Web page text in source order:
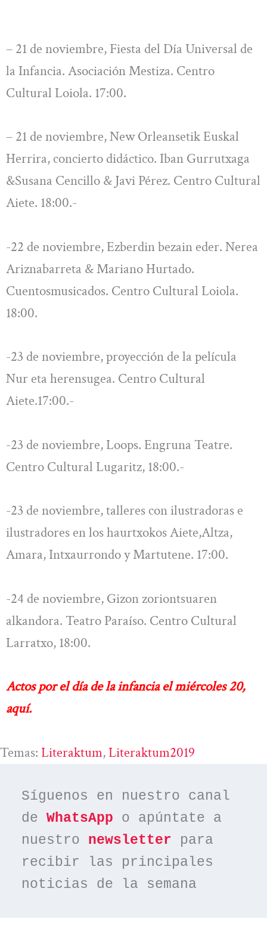
– 21 de noviembre, Fiesta del Día Universal de
la Infancia. Asociación Mestiza. Centro
Cultural Loiola. 17:00.
– 21 de noviembre, New Orleansetik Euskal
Herrira, concierto didáctico. Iban Gurrutxaga
&Susana Cencillo & Javi Pérez. Centro Cultural
Aiete. 18:00.-
-22 de noviembre, Ezberdin bezain eder. Nerea
Ariznabarreta & Mariano Hurtado.
Cuentosmusicados. Centro Cultural Loiola.
18:00.
-23 de noviembre, proyección de la película
Nur eta herensugea. Centro Cultural
Aiete.17:00.-
-23 de noviembre, Loops. Engruna Teatre.
Centro Cultural Lugaritz, 18:00.-
-23 de noviembre, talleres con ilustradoras e
ilustradores en los haurtxokos Aiete,Altza,
Amara, Intxaurrondo y Martutene. 17:00.
-24 de noviembre, Gizon zoriontsuaren
alkandora. Teatro Paraíso. Centro Cultural
Larratxo, 18:00.
Actos por el día de la infancia el miércoles 20,
aquí.
Temas: Literaktum, Literaktum2019
Síguenos en nuestro canal
de WhatsApp o apúntate a
nuestro newsletter para
recibir las principales
noticias de la semana